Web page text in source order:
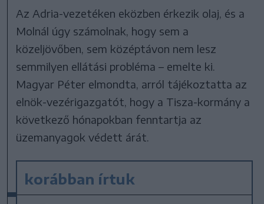
Az Adria-vezetéken eközben érkezik olaj, és a
Molnál úgy számolnak, hogy sem a
közeljövőben, sem középtávon nem lesz
semmilyen ellátási probléma – emelte ki.
Magyar Péter elmondta, arról tájékoztatta az
elnök-vezérigazgatót, hogy a Tisza-kormány a
következő hónapokban fenntartja az
üzemanyagok védett árát.
korábban írtuk